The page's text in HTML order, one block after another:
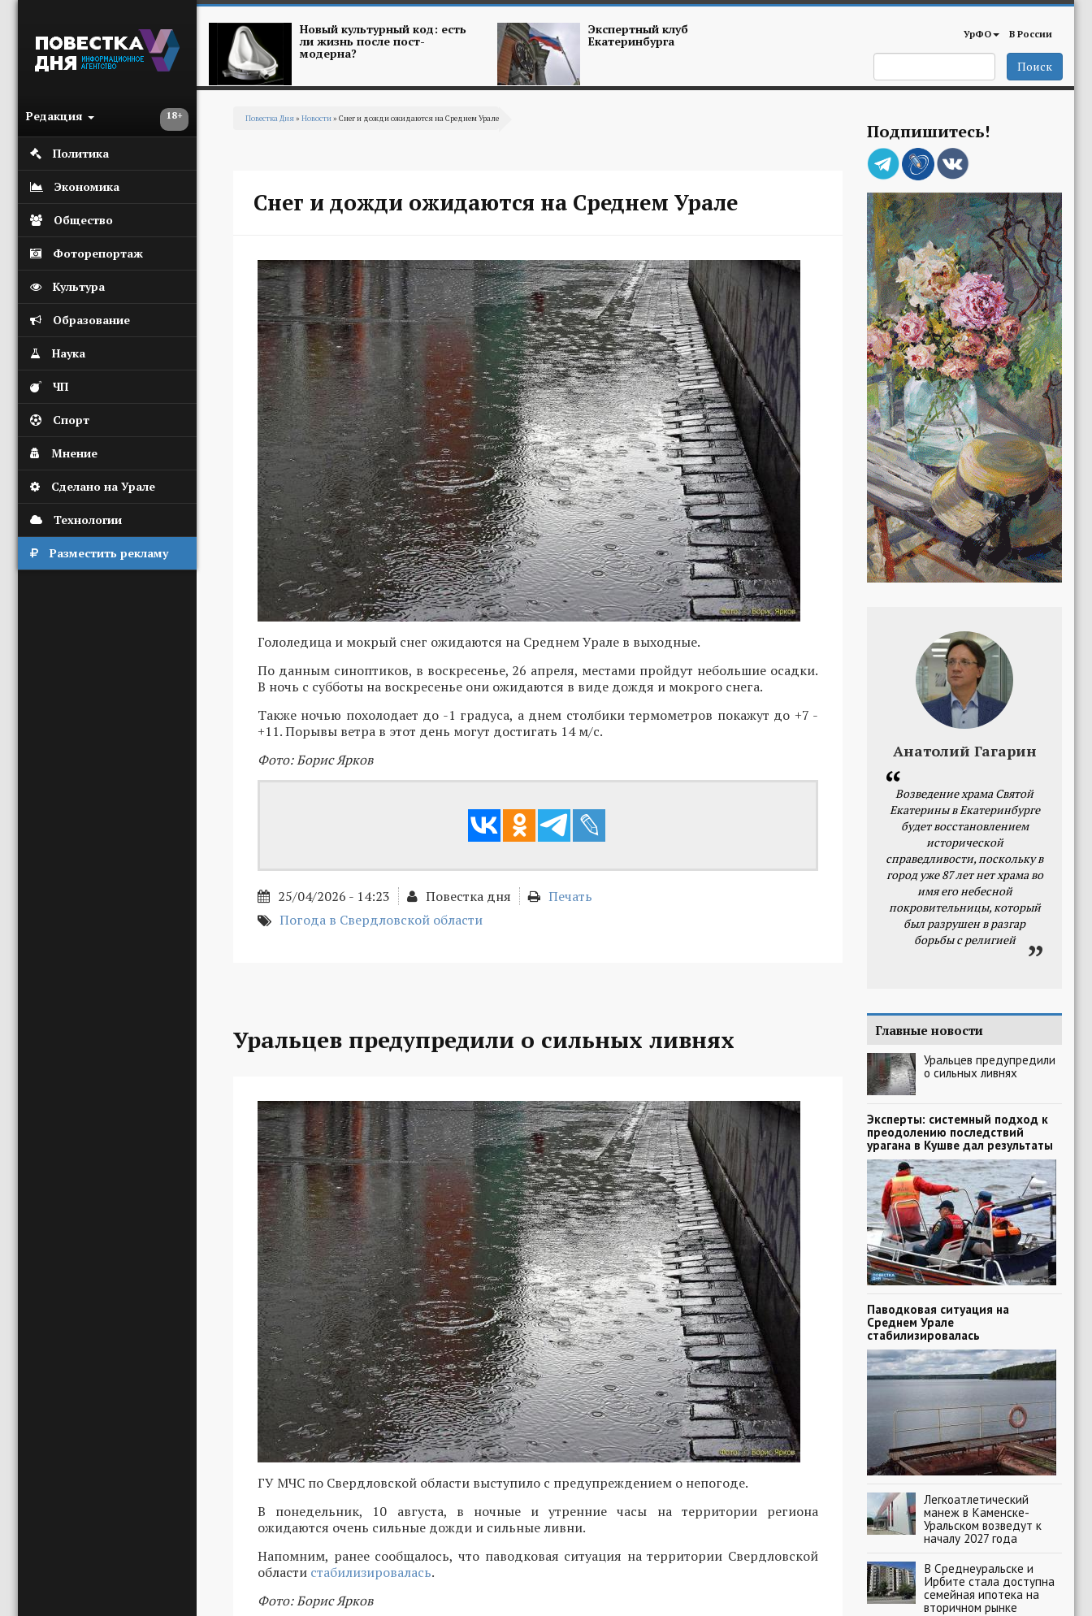
18+
Редакция
Политика
Экономика
Общество
Фоторепортаж
Культура
Образование
Наука
ЧП
Спорт
Мнение
Сделано на Урале
Технологии
Разместить рекламу
Новый культурный код: есть
ли жизнь после пост-
модерна?
Экспертный клуб
Екатеринбурга УрФО В России
Поиск
Повестка Дня» Новости» Снег и дожди ожидаются на Среднем Урале
Снег и дожди ожидаются на Среднем Урале
Гололедица и мокрый снег ожидаются на Среднем Урале в выходные.
По данным синоптиков, в воскресенье, 26 апреля, местами пройдут небольшие осадки.
В ночь с субботы на воскресенье они ожидаются в виде дождя и мокрого снега.
Также ночью похолодает до -1 градуса, а днем столбики термометров покажут до +7 -
+11. Порывы ветра в этот день могут достигать 14 м/с.
Фото: Борис Ярков
25/04/2026 - 14:23 Повестка дня
Печать
Погода в Свердловской области
Уральцев предупредили о сильных ливнях
ГУ МЧС по Свердловской области выступило с предупреждением о непогоде.
В понедельник, 10 августа, в ночные и утренние часы на территории региона
ожидаются очень сильные дожди и сильные ливни.
Напомним, ранее сообщалось, что паводковая ситуация на территории Свердловской
области стабилизировалась.
Фото: Борис Ярков
Подпишитесь!
Анатолий Гагарин
Возведение храма Святой
Екатерины в Екатеринбурге
будет восстановлением
исторической
справедливости, поскольку в
город уже 87 лет нет храма во
имя его небесной
покровительницы, который
был разрушен в разгар
борьбы с религией
Главные новости
Уральцев предупредили
о сильных ливнях
Эксперты: системный подход к
преодолению последствий
урагана в Кушве дал результаты
Паводковая ситуация на
Среднем Урале
стабилизировалась
Легкоатлетический
манеж в Каменске-
Уральском возведут к
началу 2027 года
В Среднеуральске и
Ирбите стала доступна
семейная ипотека на
вторичном рынке